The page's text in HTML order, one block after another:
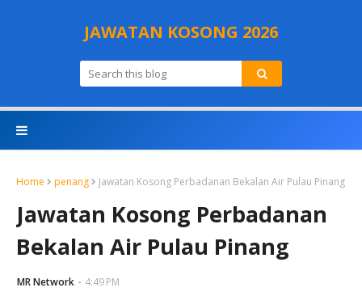
JAWATAN KOSONG 2026
Home penang Jawatan Kosong Perbadanan Bekalan Air Pulau Pinang
Jawatan Kosong Perbadanan
Bekalan Air Pulau Pinang
MR Network 4:49 PM